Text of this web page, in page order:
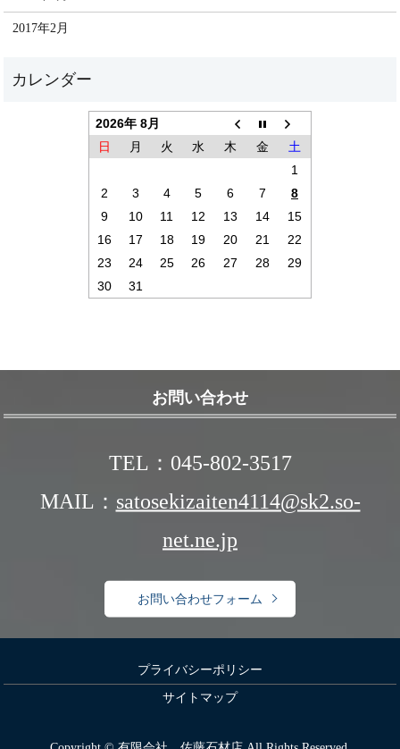
2017年2月
2026年 8月
日
月 火 水 木 金
土
1
2
3 4 5 6 7
8
9
10 11 12 13 14
15
16
17 18 19 20 21
22
23
24 25 26 27 28
29
30
31
お問い合わせ
TEL：045-802-3517
MAIL： satosekizaiten4114@sk2.so-
net.ne.jp
お問い合わせフォーム
プライバシーポリシー
サイトマップ